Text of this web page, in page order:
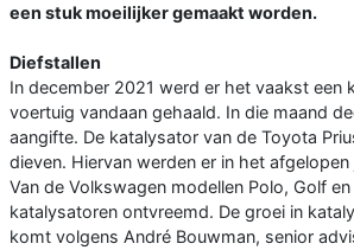
een stuk moeilijker gemaakt worden.
Diefstallen
In december 2021 werd er het vaakst een
voertuig vandaan gehaald. In die maand
aangifte. De katalysator van de Toyota
dieven. Hiervan werden er in het
Van de Volkswagen modellen Polo, Golf
katalysatoren ontvreemd. De groei in
komt volgens André Bouwman, senior